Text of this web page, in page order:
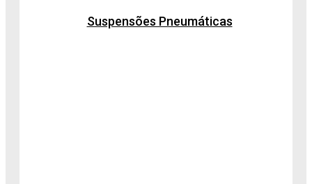
Suspensões Pneumáticas